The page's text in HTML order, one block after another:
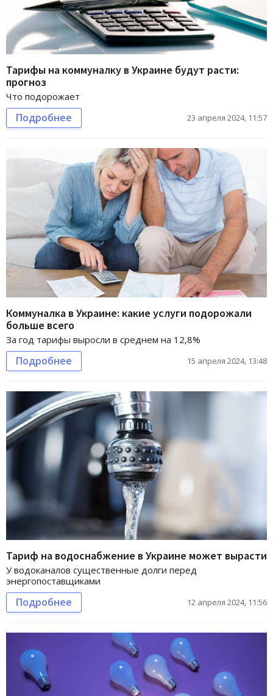
Тарифы на коммуналку в Украине будут расти:
прогноз
Что подорожает
Подробнее 23 апреля 2024, 11:57
Коммуналка в Украине: какие услуги подорожали
больше всего
За год тарифы выросли в среднем на 12,8%
Подробнее 15 апреля 2024, 13:48
Тариф на водоснабжение в Украине может вырасти
У водоканалов существенные долги перед
энергопоставщиками
Подробнее 12 апреля 2024, 11:56